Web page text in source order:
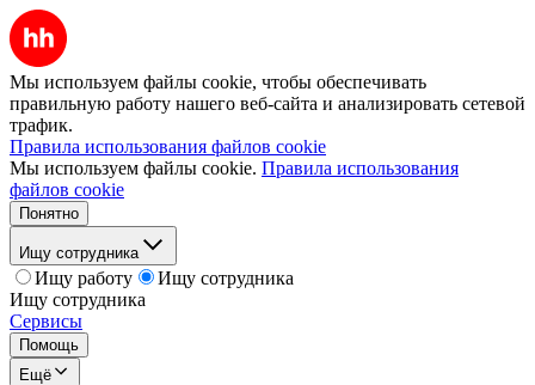
Мы используем файлы cookie, чтобы обеспечивать
правильную работу нашего веб-сайта и анализировать сетевой
трафик.
Правила использования файлов cookie
Мы используем файлы cookie. Правила использования
файлов cookie
Понятно
Ищу сотрудника
Ищу работу
Ищу сотрудника
Ищу сотрудника
Сервисы
Помощь
Ещё